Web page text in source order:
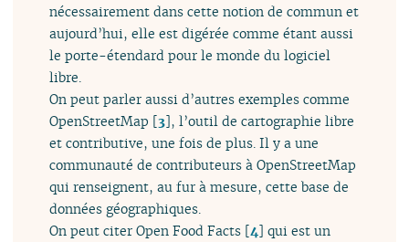
nécessairement dans cette notion de commun et
aujourd’hui, elle est digérée comme étant aussi
le porte-étendard pour le monde du logiciel
libre.
On peut parler aussi d’autres exemples comme
OpenStreetMap [3], l’outil de cartographie libre
et contributive, une fois de plus. Il y a une
communauté de contributeurs à OpenStreetMap
qui renseignent, au fur à mesure, cette base de
données géographiques.
On peut citer Open Food Facts [4] qui est un